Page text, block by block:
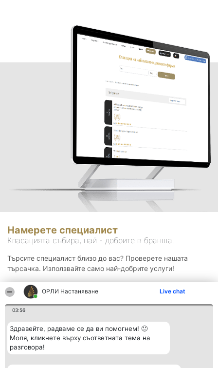
ОРЛИ Настаняване Live chat
03:56
Здравейте, радваме се да ви помогнем! 🙂
Моля, кликнете върху съответната тема на
разговора!
Намерете специалист
Класацията събира, най - добрите в бранша.
Търсите специалист близо до вас? Проверете нашата
търсачка. Използвайте само най-добрите услуги!